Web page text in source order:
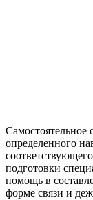
Самостоятельное
определенного
подготовки
помощь в
форме связи и